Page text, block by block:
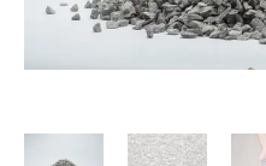
BEWÄSSERUNG
# MAG